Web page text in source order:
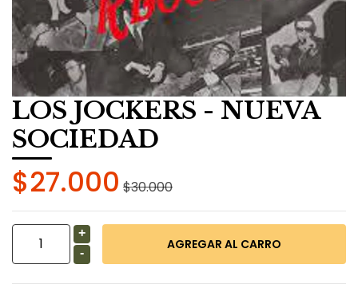
LOS JOCKERS - NUEVA
SOCIEDAD
$27.000 $30.000
+
-